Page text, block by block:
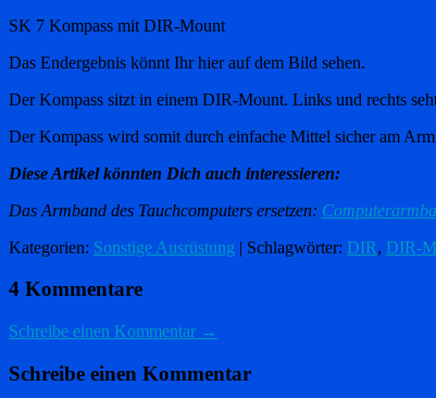
SK 7 Kompass mit DIR-Mount
Das Endergebnis könnt Ihr hier auf dem Bild sehen.
Der Kompass sitzt in einem DIR-Mount. Links und rechts
Der Kompass wird somit durch einfache Mittel sicher am
Diese Artikel könnten Dich auch interessieren:
Das Armband des Tauchcomputers ersetzen:
Kategorien: Sonstige Ausrüstung | Schlagwörter: DIR, DIR-
4 Kommentare
Schreibe einen Kommentar →
Schreibe einen Kommentar